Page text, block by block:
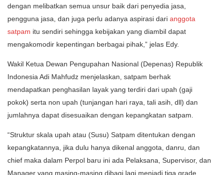
dengan melibatkan semua unsur baik dari penyedia jasa,
pengguna jasa, dan juga perlu adanya aspirasi dari anggota
satpam itu sendiri sehingga kebijakan yang diambil dapat
mengakomodir kepentingan berbagai pihak,” jelas Edy.
Wakil Ketua Dewan Pengupahan Nasional (Depenas) Republik
Indonesia Adi Mahfudz menjelaskan, satpam berhak
mendapatkan penghasilan layak yang terdiri dari upah (gaji
pokok) serta non upah (tunjangan hari raya, tali asih, dll) dan
jumlahnya dapat disesuaikan dengan kepangkatan satpam.
“Struktur skala upah atau (Susu) Satpam ditentukan dengan
kepangkatannya, jika dulu hanya dikenal anggota, danru, dan
chief maka dalam Perpol baru ini ada Pelaksana, Supervisor, dan
Manager yang masing-masing dibagi lagi menjadi tiga grade